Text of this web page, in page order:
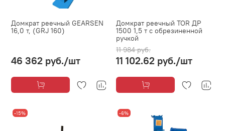
Домкрат реечный GEARSEN
16,0 т, (GRJ 160)
46 362 руб./шт
Домкрат реечный TOR ДР
1500 1,5 т с обрезиненной
ручкой
11 984 руб.
11 102.62 руб./шт
-15% -6%